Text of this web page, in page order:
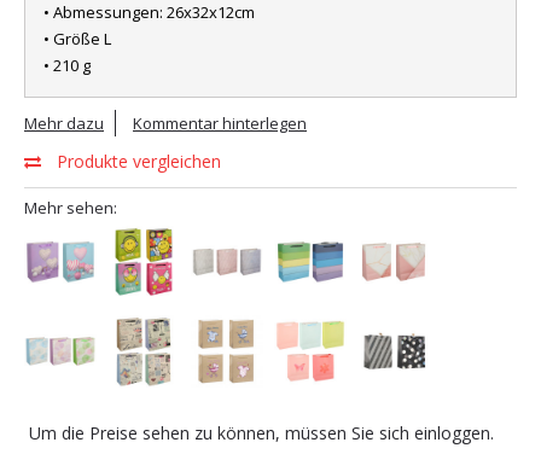
• Abmessungen: 26x32x12cm
• Größe L
• 210 g
Mehr dazu Kommentar hinterlegen
Produkte vergleichen
Mehr sehen:
Um die Preise sehen zu können, müssen Sie sich einloggen.